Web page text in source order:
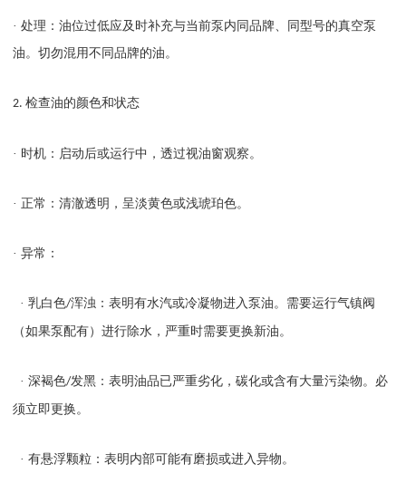
· 处理：油位过低应及时补充与当前泵内同品牌、同型号的真空泵
油。切勿混用不同品牌的油。
2. 检查油的颜色和状态
· 时机：启动后或运行中，透过视油窗观察。
· 正常：清澈透明，呈淡黄色或浅琥珀色。
· 异常：
· 乳白色/浑浊：表明有水汽或冷凝物进入泵油。需要运行气镇阀
（如果泵配有）进行除水，严重时需要更换新油。
· 深褐色/发黑：表明油品已严重劣化，碳化或含有大量污染物。必
须立即更换。
· 有悬浮颗粒：表明内部可能有磨损或进入异物。